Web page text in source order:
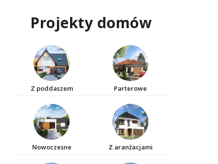
Projekty domów
Z poddaszem Parterowe
Nowoczesne Z aranżacjami